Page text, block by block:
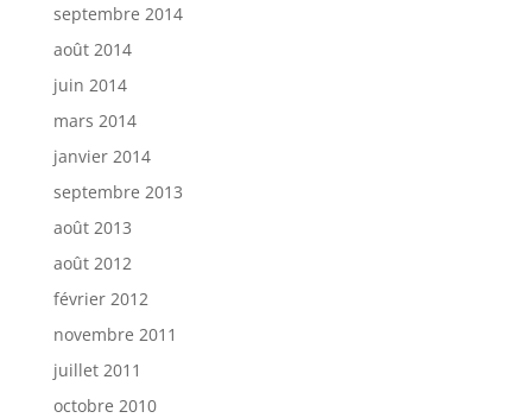
septembre 2014
août 2014
juin 2014
mars 2014
janvier 2014
septembre 2013
août 2013
août 2012
février 2012
novembre 2011
juillet 2011
octobre 2010